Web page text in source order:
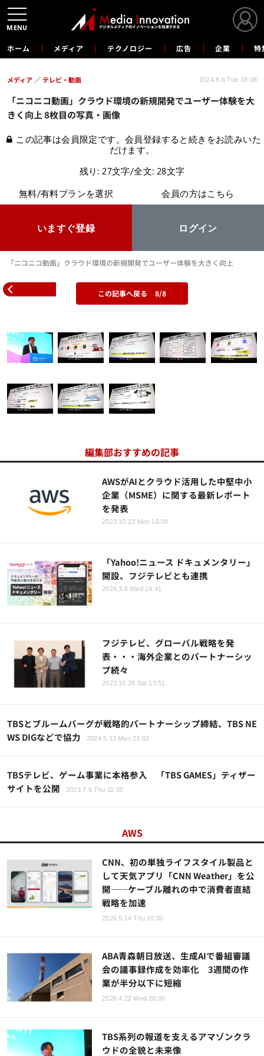
ホーム メディア テクノロジー 広告 企業 特
「ニコニコ動画」クラウド環境の新規開発でユーザー体験を大
きく向上 8枚目の写真・画像
メディア テレビ・動画 2024.8.6 Tue 18:08
この記事は会員限定です。会員登録すると続きをお読みいた
だけます。
残り: 27文字/全文: 28文字
無料/有料プランを選択
いますぐ登録
会員の方はこちら
ログイン
「ニコニコ動画」クラウド環境の新規開発でユーザー体験を大きく向上
この記事へ戻る 8/8
編集部おすすめの記事
AWSがAIとクラウド活用した中堅中小
企業（MSME）に関する最新レポート
を発表
2023.10.23 Mon 16:00
「Yahoo!ニュース ドキュメンタリー」
開設、フジテレビとも連携
2024.3.6 Wed 14:41
フジテレビ、グローバル戦略を発
表・・・海外企業とのパートナーシッ
プ続々
2023.10.28 Sat 13:51
TBSとブルームバーグが戦略的パートナーシップ締結、TBS NE
WS DIGなどで協力
2024.5.13 Mon 23:02
TBSテレビ、ゲーム事業に本格参入 「TBS GAMES」ティザー
サイトを公開
2023.7.6 Thu 11:00
AWS
CNN、初の単独ライフスタイル製品と
して天気アプリ「CNN Weather」を公
開――ケーブル離れの中で消費者直結
戦略を加速
2026.5.14 Thu 10:30
ABA青森朝日放送、生成AIで番組審議
会の議事録作成を効率化 3週間の作
業が半分以下に短縮
2026.4.22 Wed 20:00
TBS系列の報道を支えるアマゾンクラ
ウドの全貌と未来像
MENU